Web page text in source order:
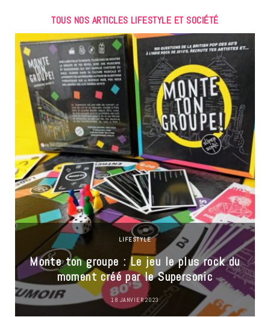
TOUS NOS ARTICLES LIFESTYLE ET SOCIÉTÉ
LIFESTYLE
Monte ton groupe : Le jeu le plus rock du
moment créé par le Supersonic
18 JANVIER 2023